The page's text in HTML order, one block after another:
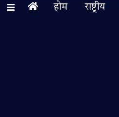
होम राष्ट्रीय